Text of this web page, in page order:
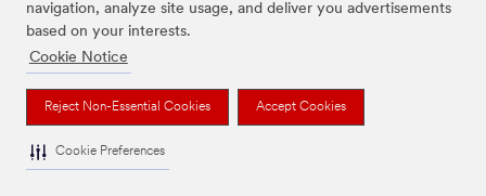
navigation, analyze site usage, and deliver you advertisements
based on your interests.
Cookie Notice
Reject Non-Essential Cookies Accept Cookies
Cookie Preferences